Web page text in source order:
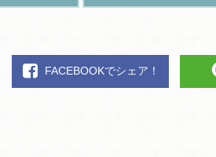
FACEBOOKでシェア！